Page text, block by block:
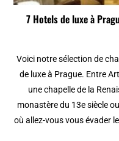
7 Hotels de luxe à
Voici notre sélection de
de luxe à Prague. Entre
une chapelle de la
monastère du 13e siècle
où allez-vous vous évader